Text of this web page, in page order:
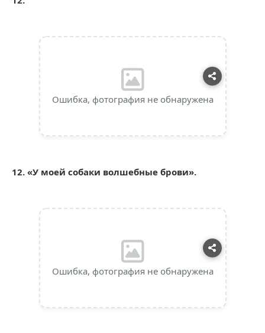
Ошибка, фотография не обнаружена
12. «У моей собаки волшебные брови».
Ошибка, фотография не обнаружена